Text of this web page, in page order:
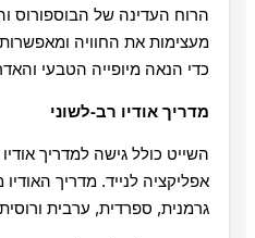
הרוח העדינה של הבוספורוס
מעצימות את החוויה
כדי הנאה מיופייה הטבעי
מדריך אודיו רב‑לשוני
השייט כולל גישה למדריך
אפליקציה לנייד. מדריך
גרמנית, ספרדית, ערבית